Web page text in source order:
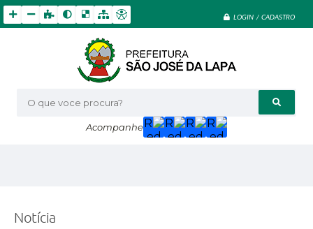
LOGIN / CADASTRO
O que voce procura?
Acompanhe
Notícia